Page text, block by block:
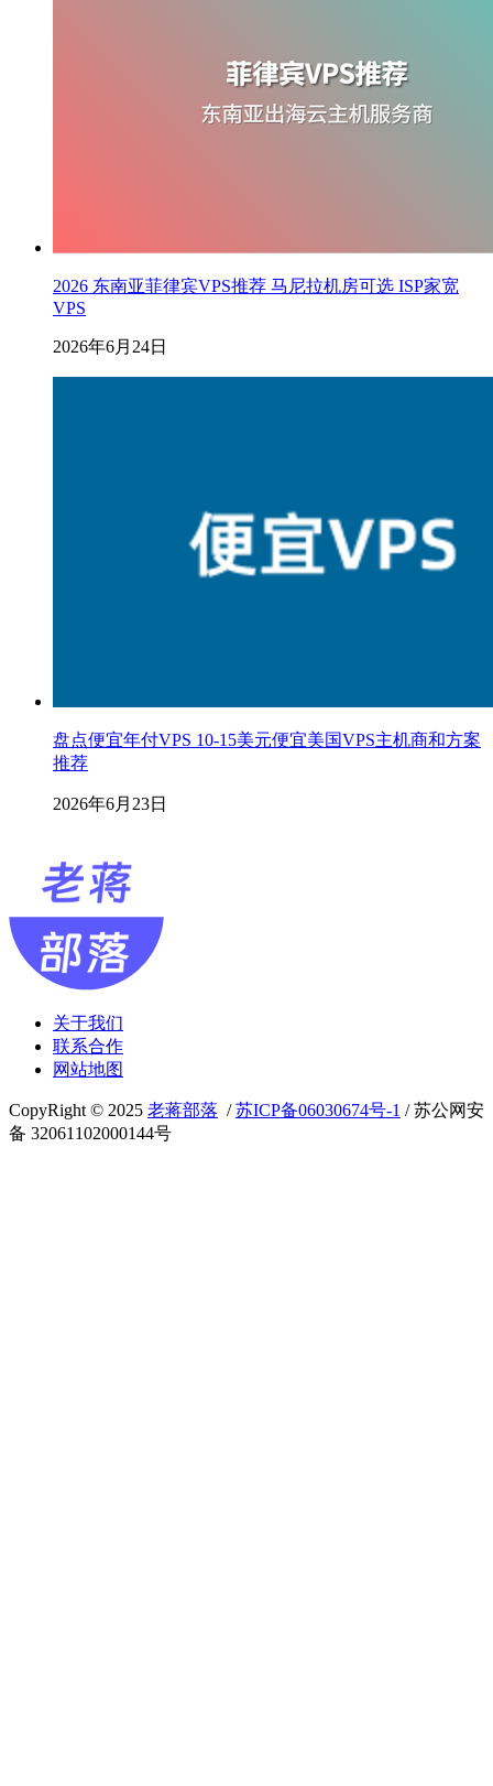
2026 东南亚菲律宾VPS推荐 马尼拉机房可选 ISP家宽
VPS
2026年6月24日
盘点便宜年付VPS 10-15美元便宜美国VPS主机商和方案
推荐
2026年6月23日
关于我们
联系合作
网站地图
CopyRight © 2025 老蒋部落 /苏ICP备06030674号-1 / 苏公网安
备 32061102000144号